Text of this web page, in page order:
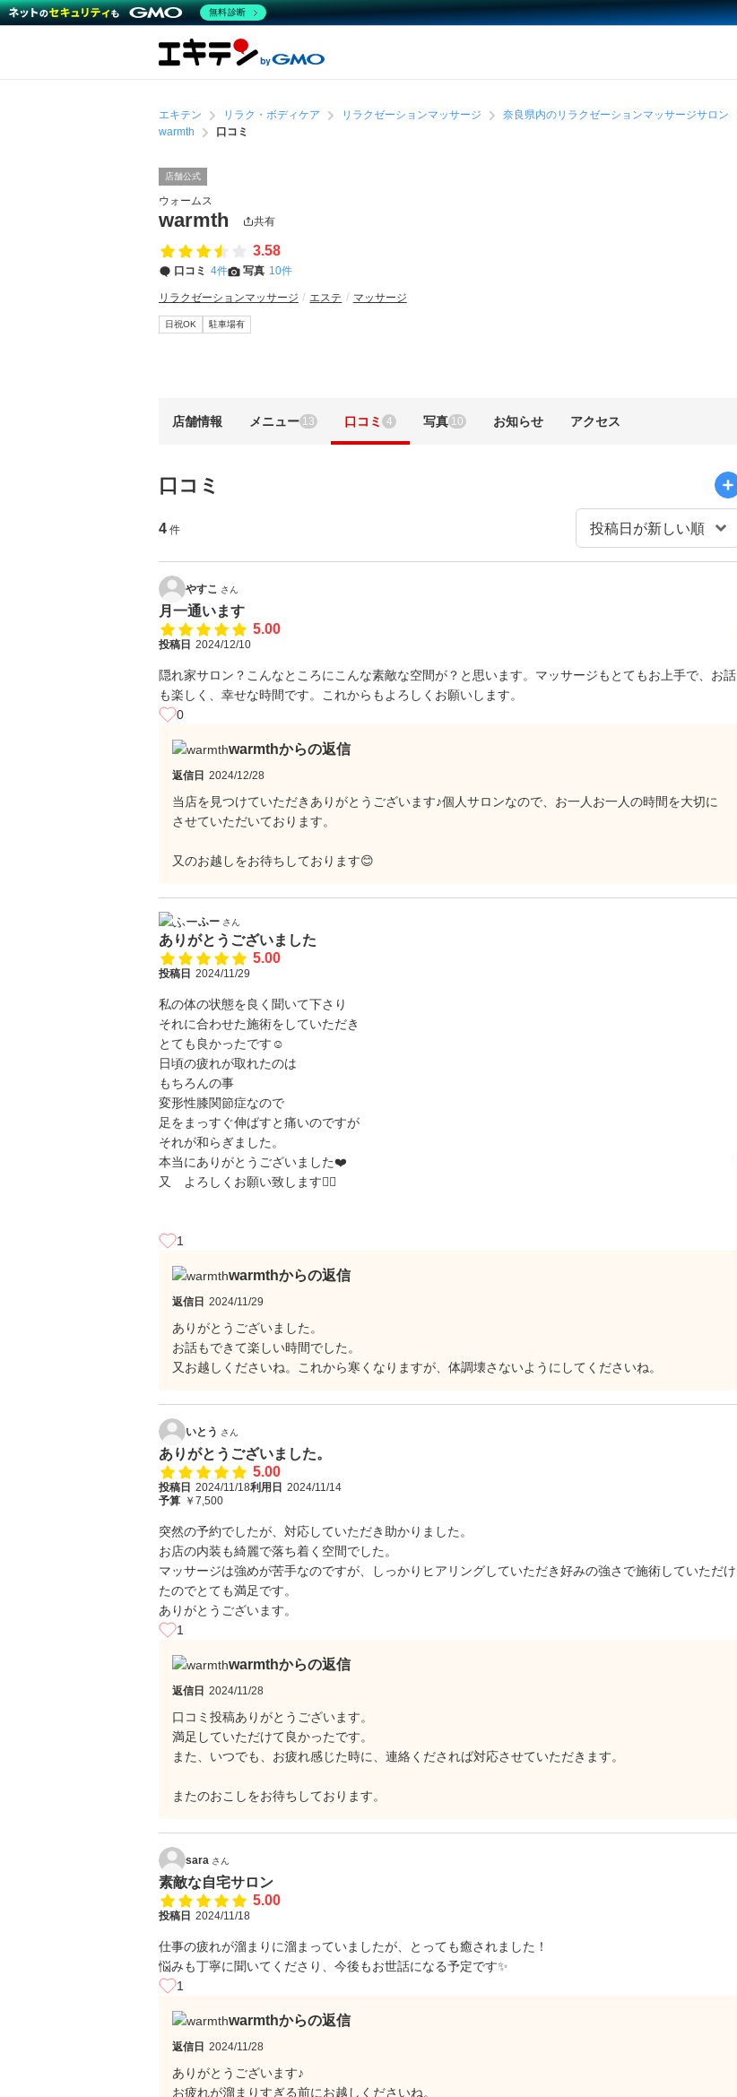
エキテン リラク・ボディケア リラクゼーションマッサージ 奈良県内のリラクゼーションマッサージサロン
warmth
口コミ
店舗公式
ウォームス
warmth 共有
3.58
口コミ 4件 写真 10件
リラクゼーションマッサージ エステ マッサージ
日祝OK 駐車場有
店舗情報 メニュー 13 口コミ 4 写真 10 お知らせ アクセス
口コミ
4 件
やすこ さん
月一通います
5.00
投稿日 2024/12/10
隠れ家サロン？こんなところにこんな素敵な空間が？と思います。マッサージもとてもお上手で、お話
も楽しく、幸せな時間です。これからもよろしくお願いします。
0
warmthからの返信
返信日 2024/12/28
当店を見つけていただきありがとうございます♪個人サロンなので、お一人お一人の時間を大切に
させていただいております。
又のお越しをお待ちしております😊
ふー さん
ありがとうございました
5.00
投稿日 2024/11/29
私の体の状態を良く聞いて下さり
それに合わせた施術をしていただき
とても良かったです☺️
日頃の疲れが取れたのは
もちろんの事
変形性膝関節症なので
足をまっすぐ伸ばすと痛いのですが
それが和らぎました。
本当にありがとうございました❤️
又 よろしくお願い致します🙇‍♂️
1
warmthからの返信
返信日 2024/11/29
ありがとうございました。
お話もできて楽しい時間でした。
又お越しくださいね。これから寒くなりますが、体調壊さないようにしてくださいね。
いとう さん
ありがとうございました。
5.00
投稿日 2024/11/18利用日 2024/11/14
予算 ￥7,500
突然の予約でしたが、対応していただき助かりました。
お店の内装も綺麗で落ち着く空間でした。
マッサージは強めが苦手なのですが、しっかりヒアリングしていただき好みの強さで施術していただけ
たのでとても満足です。
ありがとうございます。
1
warmthからの返信
返信日 2024/11/28
口コミ投稿ありがとうございます。
満足していただけて良かったです。
また、いつでも、お疲れ感じた時に、連絡くだされば対応させていただきます。
またのおこしをお待ちしております。
sara さん
素敵な自宅サロン
5.00
投稿日 2024/11/18
仕事の疲れが溜まりに溜まっていましたが、とっても癒されました！
悩みも丁寧に聞いてくださり、今後もお世話になる予定です✨
1
warmthからの返信
返信日 2024/11/28
ありがとうございます♪
お疲れが溜まりすぎる前にお越しくださいね。
無料診断